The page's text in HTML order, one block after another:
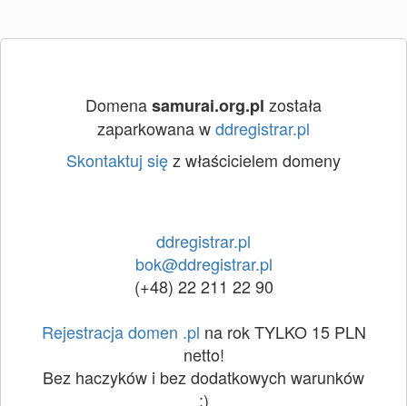
Domenasamurai.org.pl została
zaparkowana wddregistrar.pl
Skontaktuj sięz właścicielem domeny
ddregistrar.pl
bok@ddregistrar.pl
(+48) 22 211 22 90
Rejestracja domen .pl na rok TYLKO 15 PLN
netto!
Bez haczyków i bez dodatkowych warunków
:)